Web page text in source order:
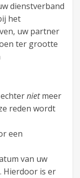
dienstverband
het
uw partner
ter grootte
nietmeer
reden wordt
een
van uw
Hierdoor is er